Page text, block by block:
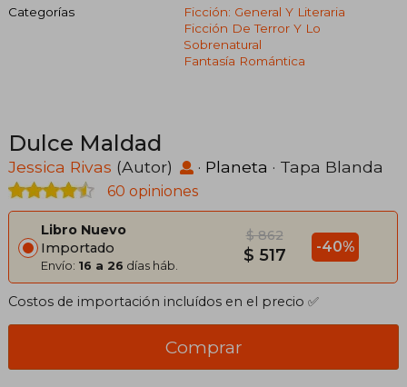
Categorías
Ficción: General Y Literaria
Ficción De Terror Y Lo
Sobrenatural
Fantasía Romántica
Dulce Maldad
Jessica Rivas (Autor) · Planeta · Tapa Blanda
60 opiniones
Libro Nuevo
Importado
Envío: 16 a 26 días háb.
$ 862
$ 517 -40%
Costos de importación incluídos en el precio ✅
Comprar